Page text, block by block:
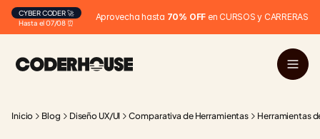
Hasta el 07/08 ⏰
CYBER CODER 🚀 Aprovecha hasta 70% OFF en CURSOS y CARRERAS
Inicio Blog Diseño UX/UI Comparativa de Herramientas Herramientas